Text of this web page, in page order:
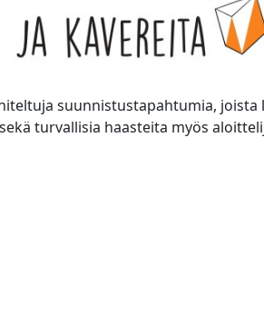
suunnistustapahtumia, joista
turvallisia haasteita myös